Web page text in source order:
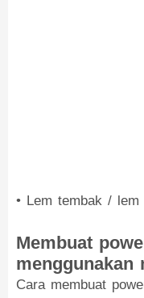
• Lem tembak / lem
Membuat
menggunakan
Cara membuat